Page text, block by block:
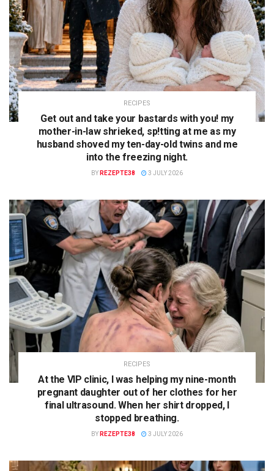
RECIPES
Get out and take your bastards with you! my
mother-in-law shrieked, sp!tting at me as my
husband shoved my ten-day-old twins and me
into the freezing night.
BY REZEPTE38 3 JULY 2026
RECIPES
At the VIP clinic, I was helping my nine-month
pregnant daughter out of her clothes for her
final ultrasound. When her shirt dropped, I
stopped breathing.
BY REZEPTE38 3 JULY 2026